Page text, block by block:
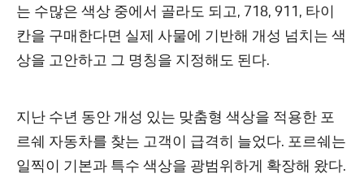
는 수많은 색상 중에서 골라도 되고, 718, 911, 타이
칸을 구매한다면 실제 사물에 기반해 개성 넘치는 색
상을 고안하고 그 명칭을 지정해도 된다.
지난 수년 동안 개성 있는 맞춤형 색상을 적용한 포
르쉐 자동차를 찾는 고객이 급격히 늘었다. 포르쉐는
일찍이 기본과 특수 색상을 광범위하게 확장해 왔다.